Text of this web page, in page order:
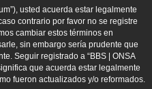
usted acuerda estar legalmente
contrario por favor no se registre
cambiar estos términos en
sin embargo sería prudente que
Seguir registrado a “BBS | ONSA
que acuerda estar legalmente
fueron actualizados y/o reformados.